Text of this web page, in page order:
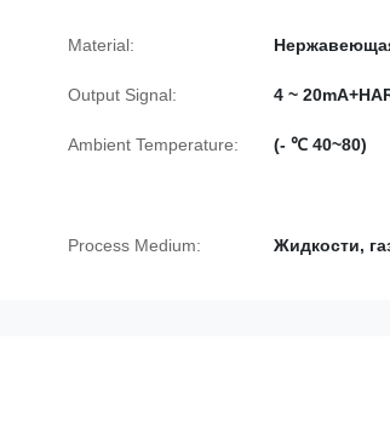
Material:
Output Signal: 4 ~
Ambient Temperature: (- ℃ 40~80)
Process Medium: Жидкости,